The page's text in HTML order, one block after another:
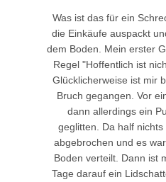
Was ist das für ein
die Einkäufe auspackt
dem Boden. Mein erster
Regel "Hoffentlich ist
Glücklicherweise ist mir
Bruch gegangen. Vor
dann allerdings ein
geglitten. Da half
abgebrochen und es
Boden verteilt. Dann ist
Tage darauf ein